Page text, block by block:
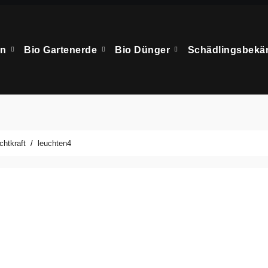
Bio Gartenerde Bio Dünger
leuchten4